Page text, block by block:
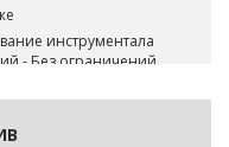
инструментала
- Без ограничений
физических или